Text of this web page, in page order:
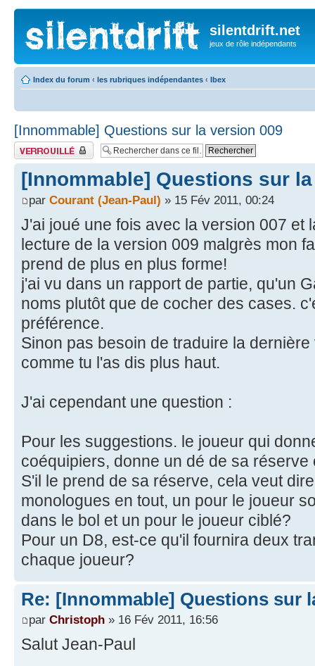
silentdrift.net
jeux de rôle indépendants
Index du forum ‹ les rubriques indépendantes ‹ Ibex
[Innommable] Questions sur la version 009
Fil verrouillé
[Innommable] Questions sur
par Courant (Jean-Paul) » 15 Fév 2011, 00:24
J'ai joué une fois avec la version 007 et
lecture de la version 009 malgrès mon
prend de plus en plus forme!
j'ai vu dans un rapport de partie, qu'un
noms plutôt que de cocher des cases.
préférence.
Sinon pas besoin de traduire la
comme tu l'as dis plus haut.
J'ai cependant une question :
Pour les suggestions. le joueur qui
coéquipiers, donne un dé de sa réserve
S'il le prend de sa réserve, cela veut
monologues en tout, un pour le joueur
dans le bol et un pour le joueur ciblé?
Pour un D8, est-ce qu'il fournira deux
chaque joueur?
Re: [Innommable] Questions sur
par Christoph » 16 Fév 2011, 16:56
Salut Jean-Paul